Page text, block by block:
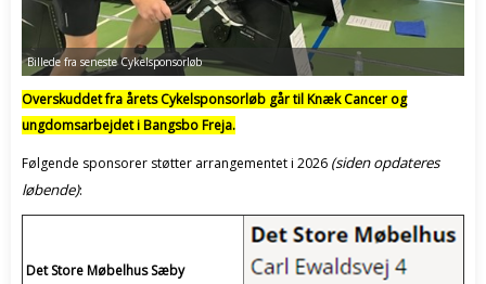
Billede fra seneste Cykelsponsorløb
Overskuddet fra årets Cykelsponsorløb går til Knæk Cancer og
ungdomsarbejdet i Bangsbo Freja.
Følgende sponsorer støtter arrangementet i 2026 (siden opdateres
løbende):
Det Store Møbelhus Sæby